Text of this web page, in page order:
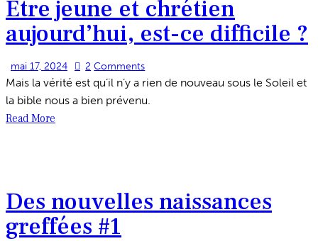
Etre jeune et chrétien
aujourd’hui, est-ce difficile ?
mai 17, 2024 2 Comments
Mais la vérité est qu’il n’y a rien de nouveau sous le Soleil et
la bible nous a bien prévenu.
Read More
Des nouvelles naissances
greffées #1